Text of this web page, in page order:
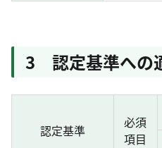
3 認定基準への
認定基準
必須
項目